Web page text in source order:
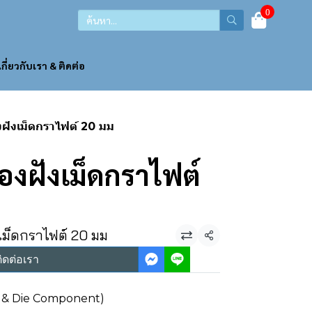
0
กี่ยวกับเรา & ติดต่อ
งเม็ดกราไฟต์ 20 มม
ฝังเม็ดกราไฟต์
ม็ดกราไฟต์ 20 มม
แชร์
ต่อเรา
Die Component)